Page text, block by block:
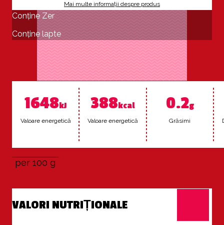
Mai multe informații despre produs
Conține Zer
Conține lapte
1648kJ
Va­loa­re ener­ge­ti­că
388kcal
Va­loa­re ener­ge­ti­că
0.2g
Gră­simi
per 100 g
VALORI NUTRIȚIONALE